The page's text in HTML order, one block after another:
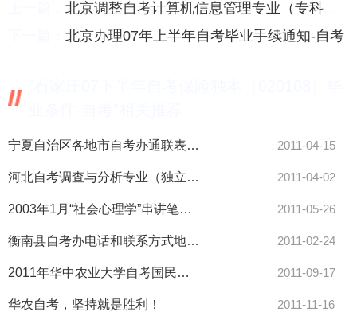
北京调整自考计算机信息管理专业（专科）部分课程通知-自考
北京办理07年上半年自考毕业手续通知-自考
宁夏自治区各地市自考办通联表-自考 2011-04-15
河北自考调查与分析专业（独立本科段）毕业条件-自考 2011-04-02
2003年1月“社会心理学”串讲笔记（一） 2011-05-26
衡南县自考办电话和联系方式地址-自考 2011-02-24
2011年华中农业大学自考国民经济统计概论资料(5) 2011-09-17
华农自考，坚持就是胜利！ 2011-11-16